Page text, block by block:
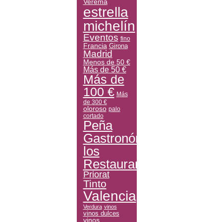
estrella
michelín
Eventos fino
Francia Girona
Madrid
Menos de 50 €
Más de 50 €
Más de
100 € Más
de 300 €
oloroso palo
cortado
Peña
Gastronómica
los
Restauranteros
Priorat
Tinto
Valencia
Verdura vinos
vinos dulces
vinos